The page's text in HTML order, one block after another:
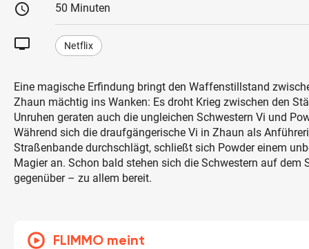
schedule 50 Minuten
tv Netflix
Eine magische Erfindung bringt den Waffenstillstand
Zhaun mächtig ins Wanken: Es droht Krieg zwischen den
Unruhen geraten auch die ungleichen Schwestern Vi und
Während sich die draufgängerische Vi in Zhaun als
Straßenbande durchschlägt, schließt sich Powder einem
Magier an. Schon bald stehen sich die Schwestern auf dem
gegenüber – zu allem bereit.
FLIMMO meint